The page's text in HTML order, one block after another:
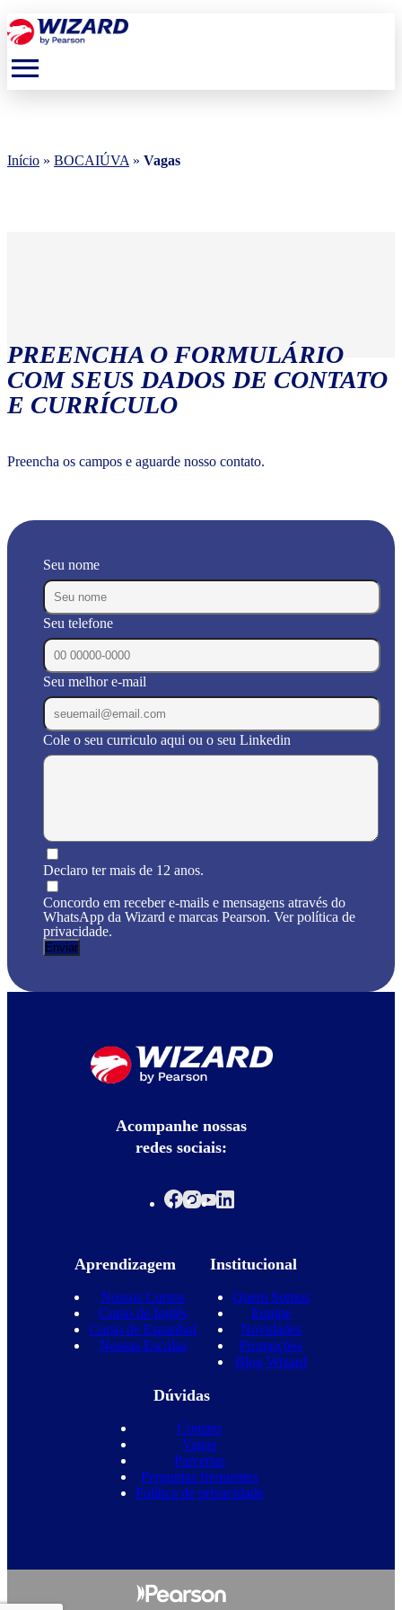
menu
Início » BOCAIÚVA » Vagas
PREENCHA O FORMULÁRIO
COM SEUS DADOS DE CONTATO
E CURRÍCULO
Preencha os campos e aguarde nosso contato.
Seu nome
Seu telefone
Seu melhor e-mail
Cole o seu curriculo aqui ou o seu Linkedin
Declaro ter mais de 12 anos.
Concordo em receber e-mails e mensagens através do
WhatsApp da Wizard e marcas Pearson. Ver política de
privacidade.
Acompanhe nossas
redes sociais:
Aprendizagem
Nossos Cursos
Curso de Inglês
Curso de Espanhol
Nossas Escolas
Institucional
Quem Somos
Equipe
Novidades
Promoções
Blog Wizard
Dúvidas
Contato
Vagas
Parcerias
Perguntas frequentes
Política de privacidade